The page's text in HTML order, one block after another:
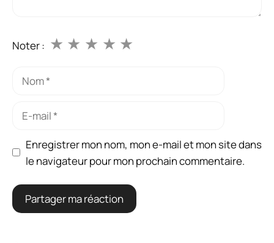
Noter : ★
★
★
★
★
Nom
Enregistrer mon nom, mon e-mail et mon site dans
le navigateur pour mon prochain commentaire.